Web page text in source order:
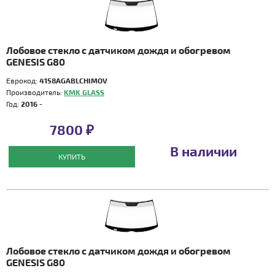
Лобовое стекло с датчиком дождя и обогревом
GENESIS G80
Еврокод: 4158AGABLCHIMOV
Производитель: KMK GLASS
Год: 2016 -
7800 ₽
КУПИТЬ В наличии
Лобовое стекло с датчиком дождя и обогревом
GENESIS G80